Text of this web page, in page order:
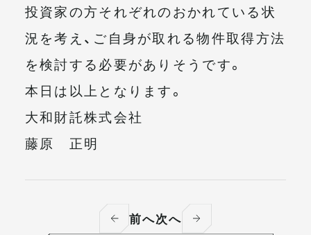
投資家の方それぞれのおかれている状
況を考え、ご自身が取れる物件取得方法
を検討する必要がありそうです。
本日は以上となります。
大和財託株式会社
藤原 正明
前へ次へ